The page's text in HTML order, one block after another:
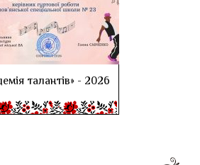
талантів» - 2026